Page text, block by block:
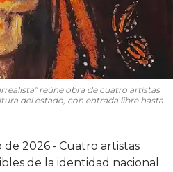
reúne obra de cuatro artistas
del estado, con entrada libre hasta
2026.- Cuatro artistas
de la identidad nacional